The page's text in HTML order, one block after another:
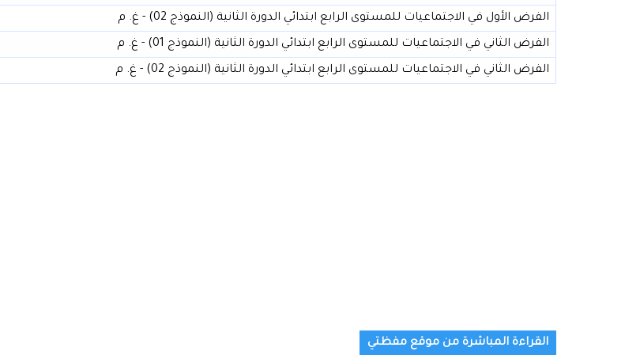
الفرض الأول في الاجتماعيات للمستوى الرابع ابتدائي الدورة الثانية (النموذج 02) - غ. م
الفرض الثاني في الاجتماعيات للمستوى الرابع ابتدائي الدورة الثانية (النموذج 01) - غ. م
الفرض الثاني في الاجتماعيات للمستوى الرابع ابتدائي الدورة الثانية (النموذج 02) - غ. م
القراءة المباشرة من موقع مفظتي